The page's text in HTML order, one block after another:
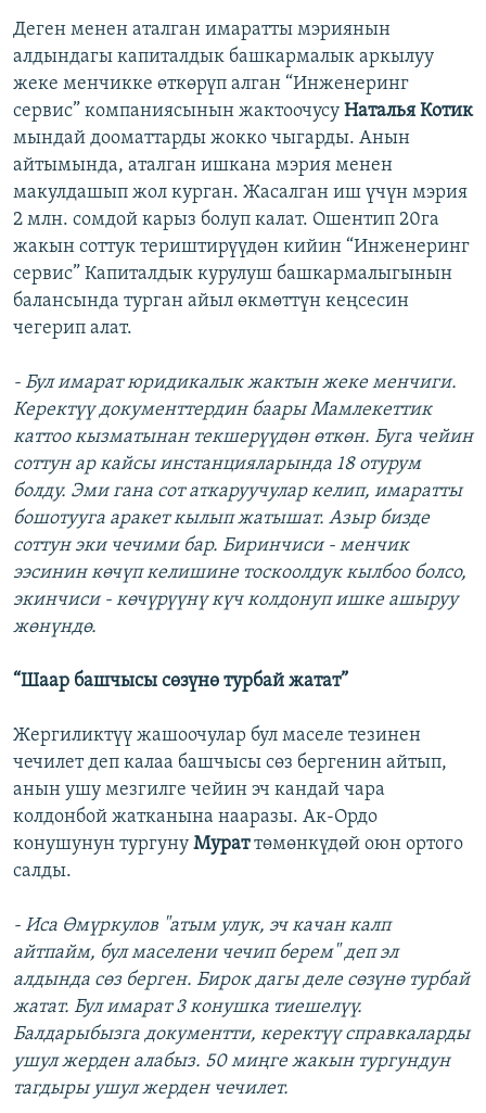
Деген менен аталган имаратты мэриянын
алдындагы капиталдык башкармалык аркылуу
жеке менчикке өткөрүп алган “Инженеринг
сервис” компаниясынын жактоочусу Наталья Котик
мындай дооматтарды жокко чыгарды. Анын
айтымында, аталган ишкана мэрия менен
макулдашып жол курган. Жасалган иш үчүн мэрия
2 млн. сомдой карыз болуп калат. Ошентип 20га
жакын соттук териштирүүдөн кийин “Инженеринг
сервис” Капиталдык курулуш башкармалыгынын
балансында турган айыл өкмөттүн кеңсесин
чегерип алат.
- Бул имарат юридикалык жактын жеке менчиги.
Керектүү документтердин баары Мамлекеттик
каттоо кызматынан текшерүүдөн өткөн. Буга чейин
соттун ар кайсы инстанцияларында 18 отурум
болду. Эми гана сот аткаруучулар келип, имаратты
бошотууга аракет кылып жатышат. Азыр бизде
соттун эки чечими бар. Биринчиси - менчик
ээсинин көчүп келишине тоскоолдук кылбоо болсо,
экинчиси - көчүрүүнү күч колдонуп ишке ашыруу
жөнүндө.
“Шаар башчысы сөзүнө турбай жатат”
Жергиликтүү жашоочулар бул маселе тезинен
чечилет деп калаа башчысы сөз бергенин айтып,
анын ушу мезгилге чейин эч кандай чара
колдонбой жатканына нааразы. Ак-Ордо
конушунун тургуну Мураттөмөнкүдөй оюн ортого
салды.
- Иса Өмүркулов "атым улук, эч качан калп
айтпайм, бул маселени чечип берем" деп эл
алдында сөз берген. Бирок дагы деле сөзүнө турбай
жатат. Бул имарат 3 конушка тиешелүү.
Балдарыбызга документти, керектүү справкаларды
ушул жерден алабыз. 50 миңге жакын тургундун
тагдыры ушул жерден чечилет.